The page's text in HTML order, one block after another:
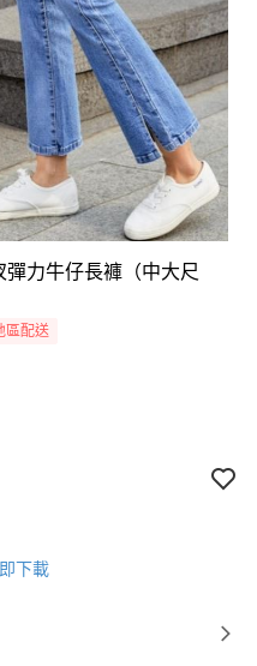
力牛仔長褲（中大尺
區配送
下載